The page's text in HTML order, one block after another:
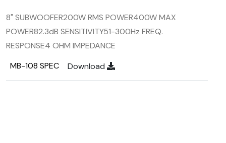
8" SUBWOOFER200W RMS POWER400W MAX
POWER82.3dB SENSITIVITY51-300Hz FREQ.
RESPONSE4 OHM IMPEDANCE
MB-108 SPEC
Download